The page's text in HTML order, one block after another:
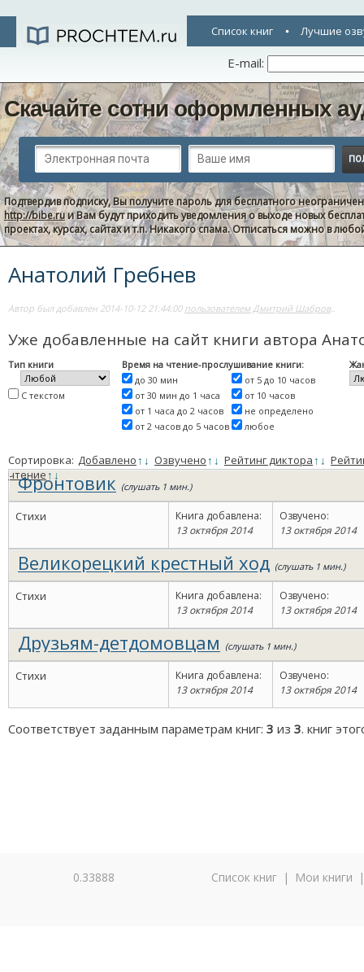
Список книг Лучшие
E-mail:
Скачайте сотни оформленных
Подтвердив подписку, Вы получите пароль для бесплатного
http://bibe.ruи Вам будут приходить уведомления о выходе новых
проектах, курсах, сайтах и т.п. Никакого спама. Отписаться можно в
Анатолий Гребнев
Автор был добавлен 2014-10-12 21:44:00 пользователем Дмитрий Шабров..
Уже добавленные на сайт книги автора
Тип книги
С текстом
Время на чтение-прослушивание книги:
до 30 мин
от 30 мин до 1 часа
от 1 часа до 2 часов
от 2 часов до 5 часов
от 5 до 10 часов
от 10 часов
не определено
любое
Сортировка: Добавлено↑ ↓ Озвучено↑ ↓ Рейтинг диктора↑ ↓
чтение↑↓
Фронтовик (слушать 1 мин.)
Стихи
Книга добавлена:
13 октября 2014
Озвучено:
13 октября 2014
Великорецкий крестный ход (слушать 1 мин.)
Стихи
Книга добавлена:
13 октября 2014
Озвучено:
13 октября 2014
Друзьям-детдомовцам (слушать 1 мин.)
Стихи
Книга добавлена:
13 октября 2014
Озвучено:
13 октября 2014
Соответствует заданным параметрам книг: 3 из 3. книг
0.33888 Список книг | Мои книги |